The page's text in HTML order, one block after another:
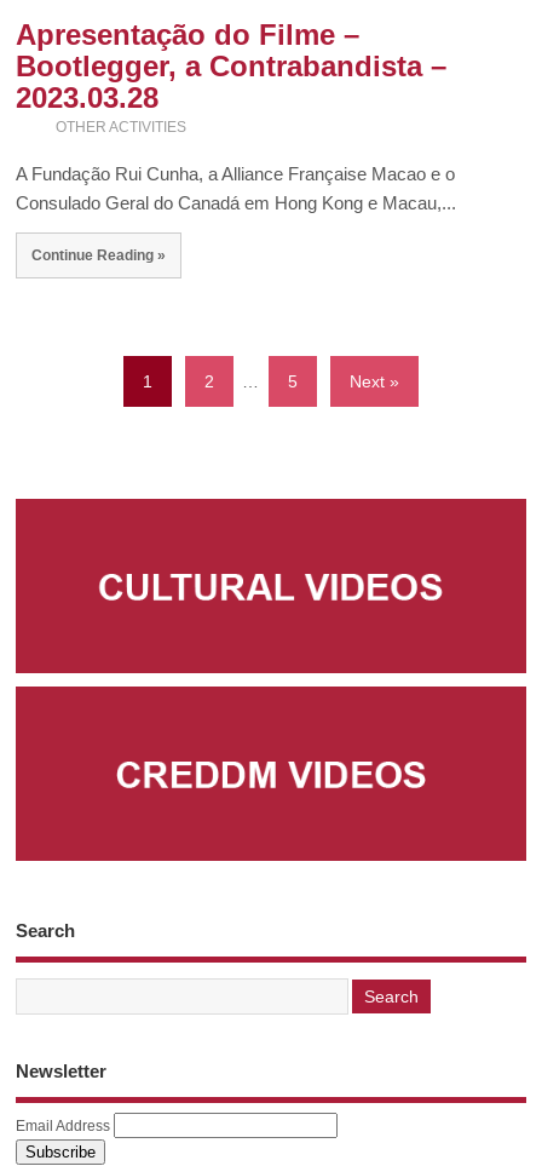
Apresentação do Filme –
Bootlegger, a Contrabandista –
2023.03.28
OTHER ACTIVITIES
A Fundação Rui Cunha, a Alliance Française Macao e o
Consulado Geral do Canadá em Hong Kong e Macau,...
Continue Reading »
1 2 5 Next »
Search
Newsletter
Email Address